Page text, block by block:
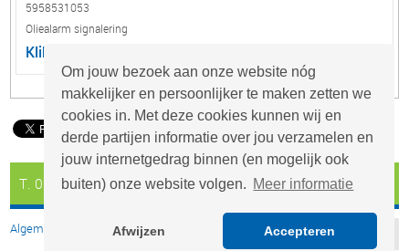
Om jouw bezoek aan onze website nóg
makkelijker en persoonlijker te maken zetten we
cookies in. Met deze cookies kunnen wij en
derde partijen informatie over jou verzamelen en
jouw internetgedrag binnen (en mogelijk ook
buiten) onze website volgen. Meer informatie
Afwijzen Accepteren
5958531053
Oliealarm signalering
Klik hier voor uw prijsopgave
T. 0297 - 26 29 29 info@aquafix.nl
Algemene voorwaarden